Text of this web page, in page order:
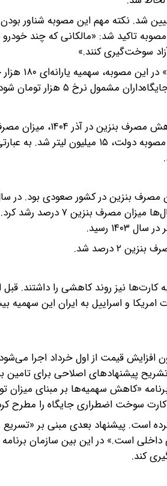
استفاده از کارت جایگاه، «نرخ سوم» ۵ هزار تومانی تعیین شد. نکته مهم این
تاکید شد: «مالکانی که چند خودرو
سوخت‌گیری کنند.»
همزمان مقرر شد: «سهمیه نرخ
نرخ ۵ هزار تومان شود.
لیتر بود. رقمی که حجم ناترازی را به ۲۱ میلیون لیتر رسانده بود. این رقم بعد از اجرای
مصرف ۱۰۷ میلیون لیتر بوده که در سال بعدش به رقم ۱۱۴ میلیون
۱۴۰۴ دولت، اختصاص سهمیه به کارت‌ها نیز روند کاهشی را
۱۳۵ لیتر رسید. البته پس از حملات امریکا و اسراییل به ایران
قیمت از اول خرداد اجرا
پیشنهادهای اصلاحی برای تامین
«کاهش سهمیه‌ها بر مبنای میزان
سوخت اضطراری جایگاه را مطرح
است. پیشنهاد بعدی مبنی بر «تسریع
داخلی است.» در این بین سازمان
کند.